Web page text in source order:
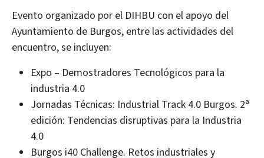
Evento organizado por el DIHBU con el apoyo del
Ayuntamiento de Burgos, entre las actividades del
encuentro, se incluyen:
Expo – Demostradores Tecnológicos para la
industria 4.0
Jornadas Técnicas: Industrial Track 4.0 Burgos. 2ª
edición: Tendencias disruptivas para la Industria
4.0
Burgos i40 Challenge. Retos industriales y